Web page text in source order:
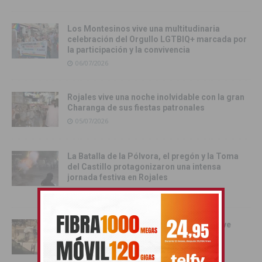
Los Montesinos vive una multitudinaria
celebración del Orgullo LGTBIQ+ marcada por
la participación y la convivencia
06/07/2026
Rojales vive una noche inolvidable con la gran
Charanga de sus fiestas patronales
05/07/2026
La Batalla de la Pólvora, el pregón y la Toma
del Castillo protagonizaron una intensa
jornada festiva en Rojales
03/07/2026
Orihuela se convierte en escenario del live
action de Enredados de Disney
01/07/2026